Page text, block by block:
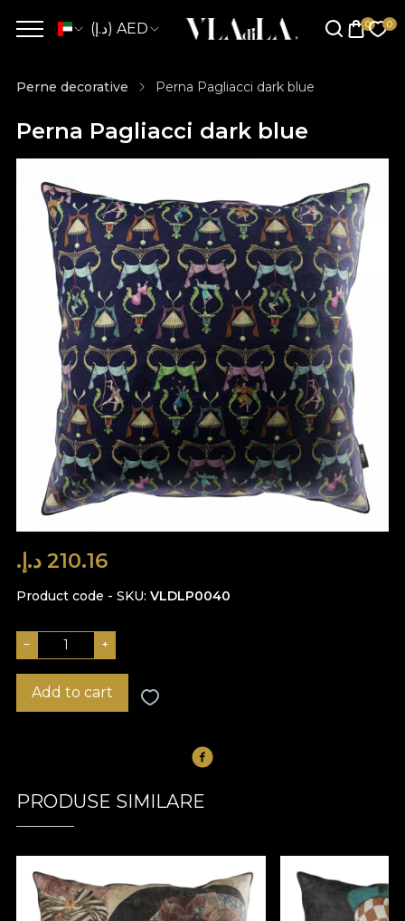
(د.إ) AED
Perne decorative Perna Pagliacci dark blue
Perna Pagliacci dark blue
210.16 د.إ.‏
Product code - SKU VLDLP0040
− +
Add to cart
PRODUSE SIMILARE